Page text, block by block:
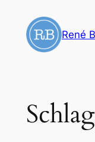
Inhalt
springen
René